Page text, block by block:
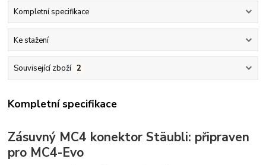
Kompletní specifikace
Ke stažení
Související zboží 2
Kompletní specifikace
Zásuvný MC4 konektor Stäubli: připraven
pro MC4-Evo